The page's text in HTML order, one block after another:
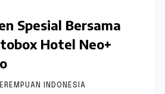
Spesial Bersama
Hotel Neo+
INDONESIA